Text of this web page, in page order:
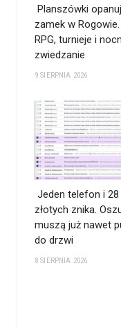
Planszówki
zamek w Rogowie.
RPG, turnieje i
zwiedzanie
9 SIERPNIA 2026
Jeden telefon i
złotych znika.
muszą już nawet
do drzwi
8 SIERPNIA 2026